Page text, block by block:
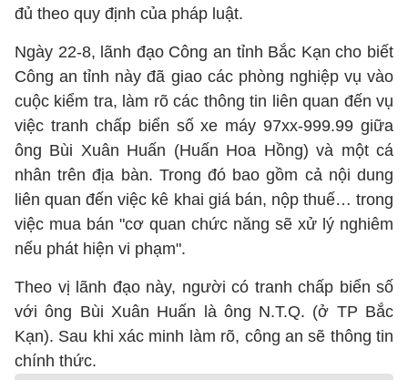
đủ theo quy định của pháp luật.
Ngày 22-8, lãnh đạo Công an tỉnh Bắc Kạn cho biết
Công an tỉnh này đã giao các phòng nghiệp vụ vào
cuộc kiểm tra, làm rõ các thông tin liên quan đến vụ
việc tranh chấp biển số xe máy 97xx-999.99 giữa
ông Bùi Xuân Huấn (Huấn Hoa Hồng) và một cá
nhân trên địa bàn. Trong đó bao gồm cả nội dung
liên quan đến việc kê khai giá bán, nộp thuế… trong
việc mua bán "cơ quan chức năng sẽ xử lý nghiêm
nếu phát hiện vi phạm".
Theo vị lãnh đạo này, người có tranh chấp biển số
với ông Bùi Xuân Huấn là ông N.T.Q. (ở TP Bắc
Kạn). Sau khi xác minh làm rõ, công an sẽ thông tin
chính thức.